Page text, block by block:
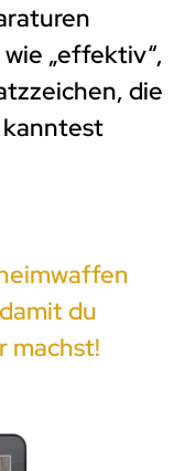
„effektiv“,
die
du
machst!